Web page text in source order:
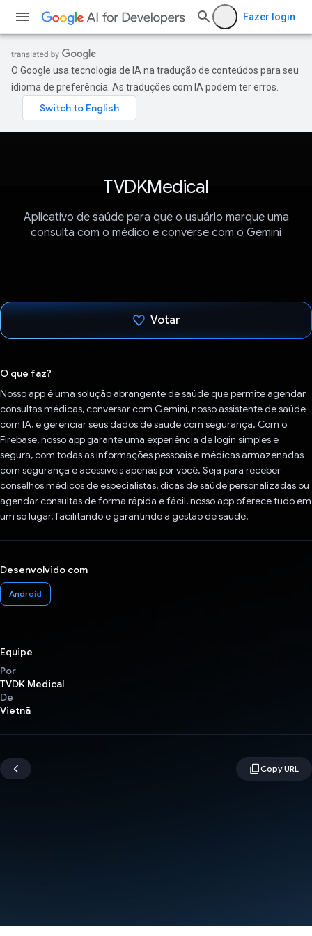
Fazer login
O Google usa tecnologia de IA na tradução de conteúdos para seu
idioma de preferência. As traduções com IA podem ter erros.
TVDKMedical
Aplicativo de saúde para que o usuário marque uma
consulta com o médico e converse com o Gemini
Votar
O que faz?
Nosso app é uma solução abrangente de saúde que permite agendar
consultas médicas, conversar com Gemini, nosso assistente de saúde
com IA, e gerenciar seus dados de saúde com segurança. Com o
Firebase, nosso app garante uma experiência de login simples e
segura, com todas as informações pessoais e médicas armazenadas
com segurança e acessíveis apenas por você. Seja para receber
conselhos médicos de especialistas, dicas de saúde personalizadas ou
agendar consultas de forma rápida e fácil, nosso app oferece tudo em
um só lugar, facilitando e garantindo a gestão de saúde.
Desenvolvido com
Android
Equipe
Por
TVDK Medical
De
Vietnã